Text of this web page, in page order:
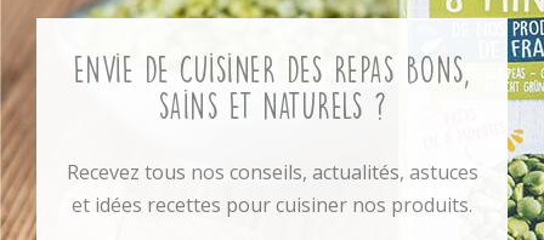
Envie de cuisiner des repas bons,
sains et naturels ?
Recevez tous nos conseils, actualités, astuces
et idées recettes pour cuisiner nos produits.